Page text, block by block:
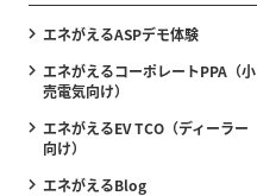
エネがえるASPデモ体験
エネがえるコーポレートPPA（小
売電気向け）
エネがえるEV TCO（ディーラー
向け）
エネがえるBlog